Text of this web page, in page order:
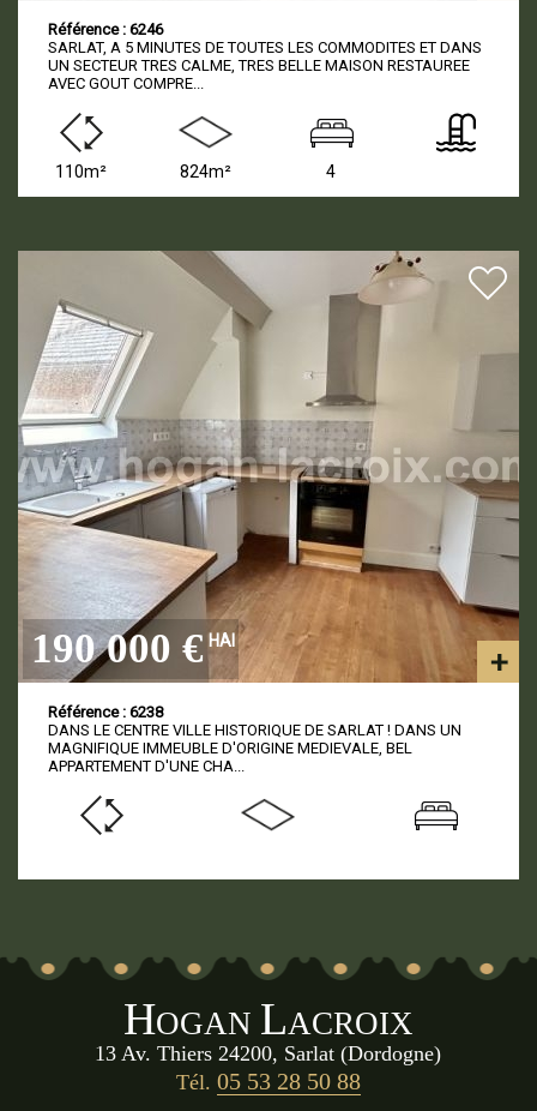
Référence : 6246
SARLAT, A 5 MINUTES DE TOUTES LES COMMODITES ET DANS
UN SECTEUR TRES CALME, TRES BELLE MAISON RESTAUREE
AVEC GOUT COMPRE...
110m² 824m² 4
190 000 € HAI
Référence : 6238
DANS LE CENTRE VILLE HISTORIQUE DE SARLAT ! DANS UN
MAGNIFIQUE IMMEUBLE D'ORIGINE MEDIEVALE, BEL
APPARTEMENT D'UNE CHA...
HOGAN LACROIX
13 Av. Thiers 24200, Sarlat (Dordogne)
Tél. 05 53 28 50 88